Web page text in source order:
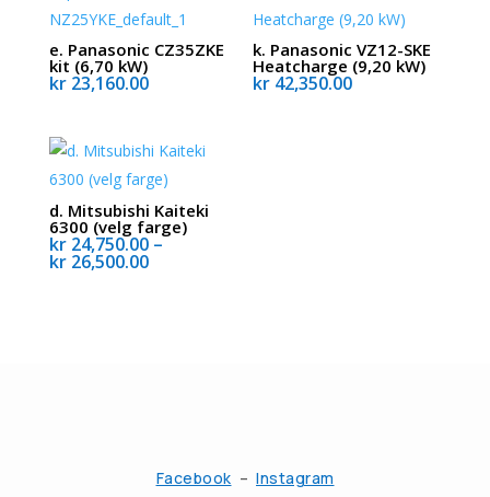
e. Panasonic CZ35ZKE
kit (6,70 kW)
kr23,160.00
k. Panasonic VZ12-SKE
Heatcharge (9,20 kW)
kr 42,350.00
d. Mitsubishi Kaiteki
6300 (velg farge)
kr24,750.00 –
kr26,500.00Prisområde:
Facebook – Instagram